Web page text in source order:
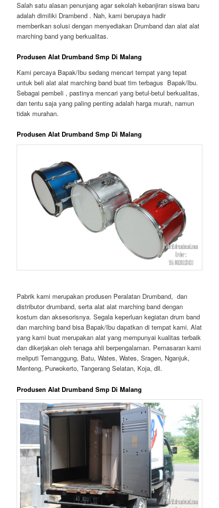
Salah satu alasan penunjang agar sekolah kebanjiran siswa baru
adalah dimiliki Drambend . Nah, kami berupaya hadir
memberikan solusi dengan menyediakan Drumband dan alat alat
marching band yang berkualitas.
Produsen Alat Drumband Smp Di Malang
Kami percaya Bapak/Ibu sedang mencari tempat yang tepat
untuk beli alat alat marching band buat tim terbagus Bapak/Ibu.
Sebagai pembeli , pastinya mencari yang betul-betul berkualitas,
dan tentu saja yang paling penting adalah harga murah, namun
tidak murahan.
Produsen Alat Drumband Smp Di Malang
Pabrik kami merupakan produsen Peralatan Drumband, dan
distributor drumband, serta alat alat marching band dengan
kostum dan aksesorisnya. Segala keperluan kegiatan drum band
dan marching band bisa Bapak/Ibu dapatkan di tempat kami. Alat
yang kami buat merupakan alat yang mempunyai kualitas terbaik
dan dikerjakan oleh tenaga ahli berpengalaman. Pemasaran kami
meliputi Temanggung, Batu, Wates, Wates, Sragen, Nganjuk,
Menteng, Purwokerto, Tangerang Selatan, Koja, dll.
Produsen Alat Drumband Smp Di Malang